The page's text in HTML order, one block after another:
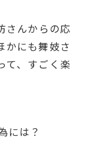
さんからの応
かにも舞妓さ
て、すごく楽
には？